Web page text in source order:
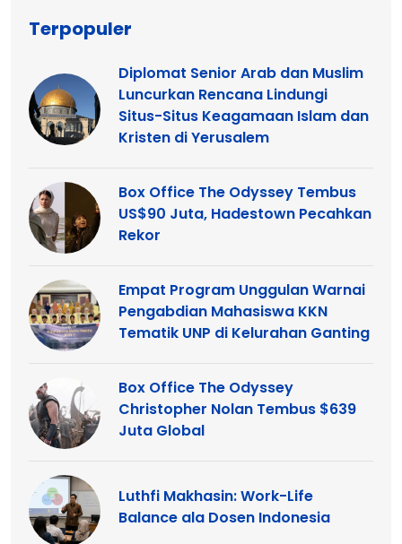
Terpopuler
Diplomat Senior Arab dan Muslim
Luncurkan Rencana Lindungi
Situs-Situs Keagamaan Islam dan
Kristen di Yerusalem
Box Office The Odyssey Tembus
US$90 Juta, Hadestown Pecahkan
Rekor
Empat Program Unggulan Warnai
Pengabdian Mahasiswa KKN
Tematik UNP di Kelurahan Ganting
Box Office The Odyssey
Christopher Nolan Tembus $639
Juta Global
Luthfi Makhasin: Work-Life
Balance ala Dosen Indonesia